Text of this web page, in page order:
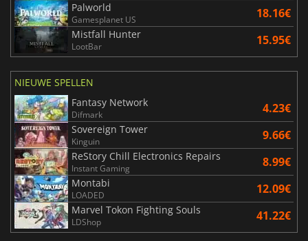
Palworld
Gamesplanet US 18.16€
Mistfall Hunter
LootBar 15.95€
NIEUWE SPELLEN
Fantasy Network
Difmark 4.23€
Sovereign Tower
Kinguin 9.66€
ReStory Chill Electronics Repairs
Instant Gaming 8.99€
Montabi
LOADED 12.09€
Marvel Tokon Fighting Souls
LDShop 41.22€